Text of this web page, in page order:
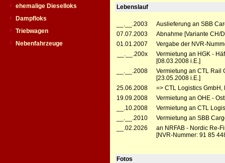
ehemalige Dieselloks
Dampfloks
Triebwagen
Nebenfahrzeuge
Lebenslauf
__.__.2003
Auslieferung an SBB
07.07.2003
Abnahme [Variante CH/
01.01.2007
Vergabe der NVR-
__.__.200x
Vermietung an HGK -
[08.03.2008 i.E.]
__.__.2008
Vermietung an CTL Rail
[23.05.2008 i.E.]
25.06.2008
=> CTL Logistics
19.09.2008
Vermietung an OHE -
__.10.2008
Vermietung an CTL
__.__.2010
Vermietung an SBB
__.02.2026
an NRFAB - Nordic Re-
[NVR-Nummer: 91 85
Fotos